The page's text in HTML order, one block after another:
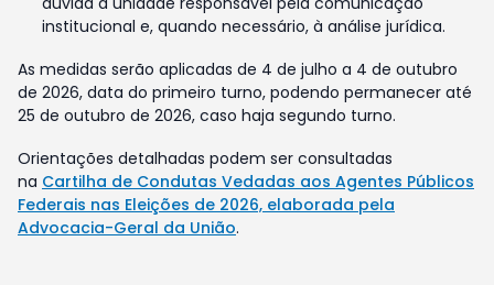
institucional e, quando necessário, à análise jurídica.
As medidas serão aplicadas de 4 de julho a 4 de outubro
de 2026, data do primeiro turno, podendo permanecer até
25 de outubro de 2026, caso haja segundo turno.
Orientações detalhadas podem ser consultadas
na Cartilha de Condutas Vedadas aos Agentes Públicos
Federais nas Eleições de 2026, elaborada pela
Advocacia-Geral da União.